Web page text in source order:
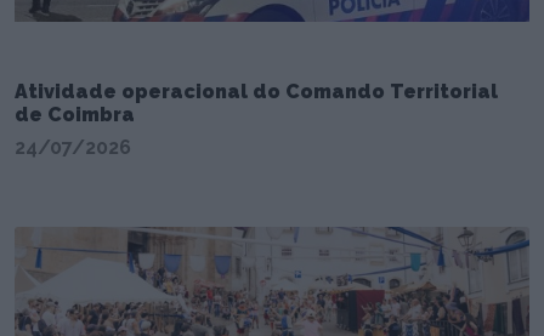
Atividade operacional do Comando Territorial
de Coimbra
24/07/2026